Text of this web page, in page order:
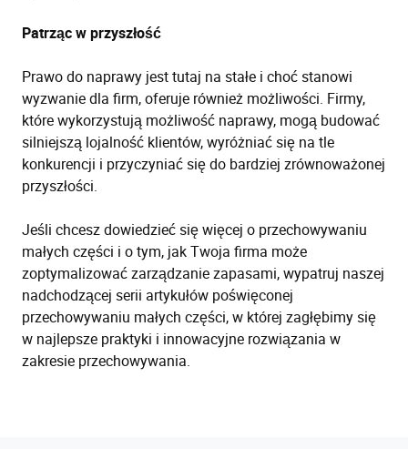
Patrząc w przyszłość
Prawo do naprawy jest tutaj na stałe i choć stanowi
wyzwanie dla firm, oferuje również możliwości. Firmy,
które wykorzystują możliwość naprawy, mogą budować
silniejszą lojalność klientów, wyróżniać się na tle
konkurencji i przyczyniać się do bardziej zrównoważonej
przyszłości.
Jeśli chcesz dowiedzieć się więcej o przechowywaniu
małych części i o tym, jak Twoja firma może
zoptymalizować zarządzanie zapasami, wypatruj naszej
nadchodzącej serii artykułów poświęconej
przechowywaniu małych części, w której zagłębimy się
w najlepsze praktyki i innowacyjne rozwiązania w
zakresie przechowywania.